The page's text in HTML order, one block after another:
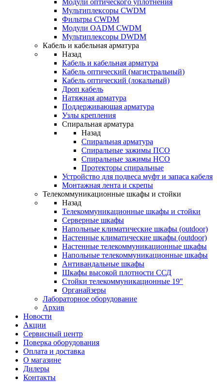
Модули оптического уплотнения
Мультиплексоры CWDM
Фильтры CWDM
Модули OADM CWDM
Мультиплексоры DWDM
Кабель и кабельная арматура
Назад
Кабель и кабельная арматура
Кабель оптический (магистральный)
Кабель оптический (локальный)
Дроп кабель
Натяжная арматура
Поддерживающая арматура
Узлы крепления
Спиральная арматура
Назад
Спиральная арматура
Спиральные зажимы ПСО
Спиральные зажимы НСО
Протекторы спиральные
Устройство для подвеса муфт и запаса кабеля
Монтажная лента и скрепы
Телекоммуникационные шкафы и стойки
Назад
Телекоммуникационные шкафы и стойки
Серверные шкафы
Напольные климатические шкафы (outdoor)
Настенные климатические шкафы (outdoor)
Настенные телекоммуникационные шкафы
Напольные телекоммуникационные шкафы
Антивандальные шкафы
Шкафы высокой плотности ССД
Стойки телекоммуникационные 19"
Органайзеры
Лабораторное оборудование
Архив
Новости
Акции
Сервисный центр
Поверка оборудования
Оплата и доставка
О магазине
Дилеры
Контакты